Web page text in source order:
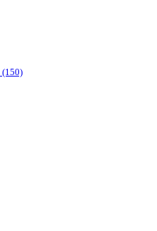
(150)